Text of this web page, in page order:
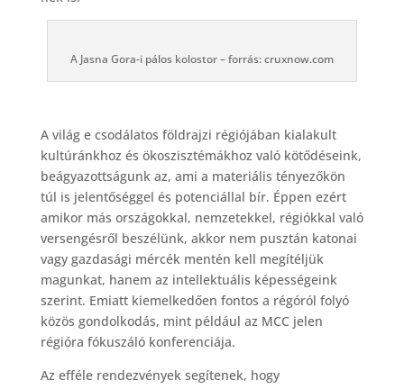
A Jasna Gora-i pálos kolostor – forrás: cruxnow.com
A világ e csodálatos földrajzi régiójában kialakult
kultúránkhoz és ökoszisztémákhoz való kötődéseink,
beágyazottságunk az, ami a materiális tényezőkön
túl is jelentőséggel és potenciállal bír. Éppen ezért
amikor más országokkal, nemzetekkel, régiókkal való
versengésről beszélünk, akkor nem pusztán katonai
vagy gazdasági mércék mentén kell megítéljük
magunkat, hanem az intellektuális képességeink
szerint. Emiatt kiemelkedően fontos a régóról folyó
közös gondolkodás, mint például az MCC jelen
régióra fókuszáló konferenciája.
Az efféle rendezvények segítenek, hogy